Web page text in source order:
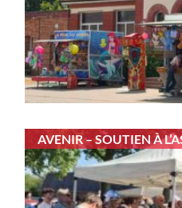
AVENIR – SOUTIEN À